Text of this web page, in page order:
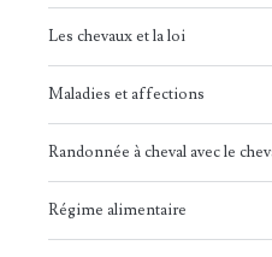
Les chevaux et la loi
Maladies et affections
Randonnée à cheval avec le
Régime alimentaire